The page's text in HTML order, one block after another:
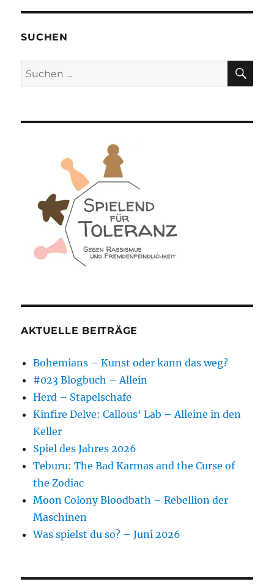
SUCHEN
Suchen
nach:
AKTUELLE BEITRÄGE
Bohemians – Kunst oder kann das weg?
#023 Blogbuch – Allein
Herd – Stapelschafe
Kinfire Delve: Callous‘ Lab – Alleine in den
Keller
Spiel des Jahres 2026
Teburu: The Bad Karmas and the Curse of
the Zodiac
Moon Colony Bloodbath – Rebellion der
Maschinen
Was spielst du so? – Juni 2026